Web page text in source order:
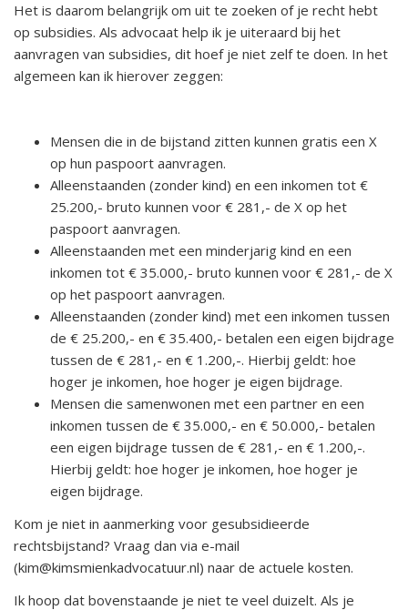
Het is daarom belangrijk om uit te zoeken of je recht hebt
op subsidies. Als advocaat help ik je uiteraard bij het
aanvragen van subsidies, dit hoef je niet zelf te doen. In het
algemeen kan ik hierover zeggen:
Mensen die in de bijstand zitten kunnen gratis een X
op hun paspoort aanvragen.
Alleenstaanden (zonder kind) en een inkomen tot €
25.200,- bruto kunnen voor € 281,- de X op het
paspoort aanvragen.
Alleenstaanden met een minderjarig kind en een
inkomen tot € 35.000,- bruto kunnen voor € 281,- de X
op het paspoort aanvragen.
Alleenstaanden (zonder kind) met een inkomen tussen
de € 25.200,- en € 35.400,- betalen een eigen bijdrage
tussen de € 281,- en € 1.200,-. Hierbij geldt: hoe
hoger je inkomen, hoe hoger je eigen bijdrage.
Mensen die samenwonen met een partner en een
inkomen tussen de € 35.000,- en € 50.000,- betalen
een eigen bijdrage tussen de € 281,- en € 1.200,-.
Hierbij geldt: hoe hoger je inkomen, hoe hoger je
eigen bijdrage.
Kom je niet in aanmerking voor gesubsidieerde
rechtsbijstand? Vraag dan via e-mail
(kim@kimsmienkadvocatuur.nl) naar de actuele kosten.
Ik hoop dat bovenstaande je niet te veel duizelt. Als je